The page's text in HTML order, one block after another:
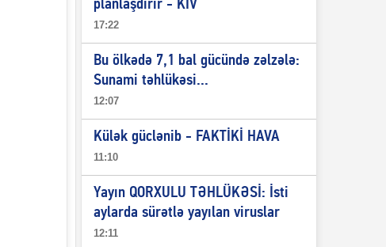
planlaşdırır - KİV
17:22
Bu ölkədə 7,1 bal gücündə zəlzələ:
Sunami təhlükəsi...
12:07
Külək güclənib - FAKTİKİ HAVA
11:10
Yayın QORXULU TƏHLÜKƏSİ: İsti
aylarda sürətlə yayılan viruslar
12:11